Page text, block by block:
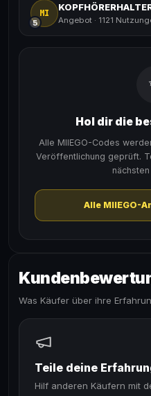
MI
5 Angebot · 1121
Hol dir die
Alle MIIEGO-Codes
Veröffentlichung geprüft.
Alle MIIEGO-
Was Käufer über ihre
Teile deine
Hilf anderen Käufern mit